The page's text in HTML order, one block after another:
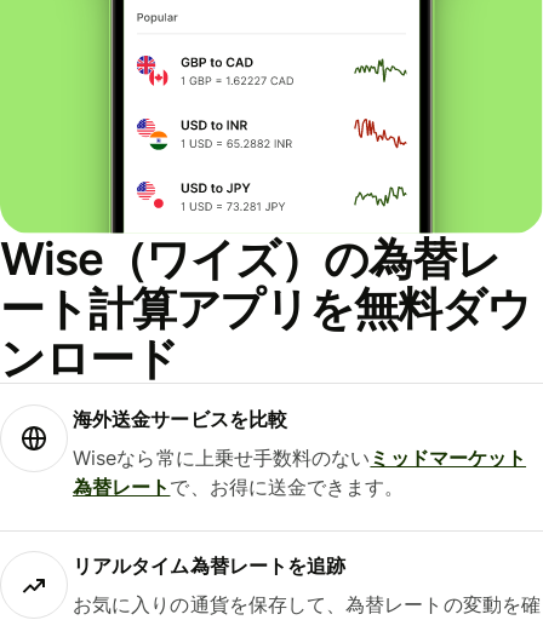
Wise（ワイズ）の為替レ
ート計算アプリを無料ダウ
ンロード
海外送金サービスを比較
Wiseなら常に上乗せ手数料のない ミッドマーケット
為替レート で、お得に送金できます。
リアルタイム為替レートを追跡
お気に入りの通貨を保存して、為替レートの変動を確